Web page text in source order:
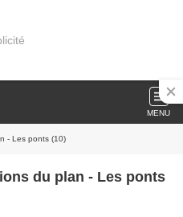
MENU
- Les ponts (10)
du plan - Les ponts